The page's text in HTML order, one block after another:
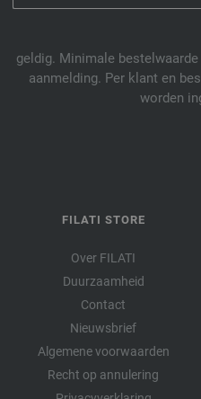
geldig. Minimale
aanmelding. Per klant en
worden
FILATI STORE
Over FILATI
Duurzaamheid
Contact
Nieuwsbrief
Algemene voorwaarden
Recht op annulering